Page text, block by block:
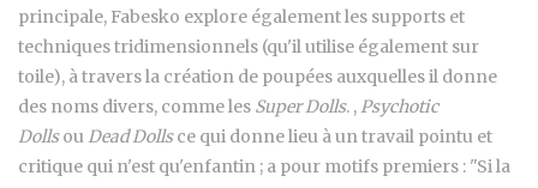
principale, Fabesko explore également les supports et
techniques tridimensionnels (qu'il utilise également sur
toile), à travers la création de poupées auxquelles il donne
des noms divers, comme les Super Dolls. ,Psychotic
DollsouDead Dollsce qui donne lieu à un travail pointu et
critique qui n'est qu'enfantin ; a pour motifs premiers : "Si la